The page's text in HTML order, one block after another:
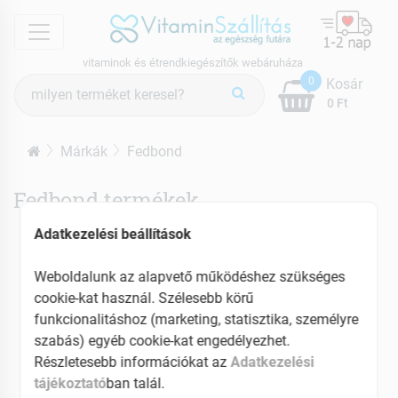
menu
vitaminok és étrendkiegészítők webáruháza
keresés
0
0 Ft
Kosár
Márkák Fedbond
Fedbond termékek
Adatkezelési beállítások
Weboldalunk az alapvető működéshez szükséges
cookie-kat használ. Szélesebb körű
funkcionalitáshoz (marketing, statisztika, személyre
szabás) egyéb cookie-kat engedélyezhet.
Részletesebb információkat azAdatkezelési
tájékoztatóban talál.